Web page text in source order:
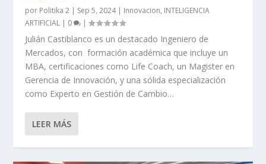
por Politika 2 | Sep 5, 2024| Innovacion, INTELIGENCIA
ARTIFICIAL | 0 |
Julián Castiblanco es un destacado Ingeniero de
Mercados, con formación académica que incluye un
MBA, certificaciones como Life Coach, un Magister en
Gerencia de Innovación, y una sólida especialización
como Experto en Gestión de Cambio…
LEER MÁS